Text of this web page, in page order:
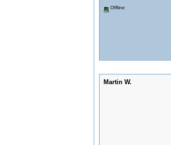
Offline
Martin W.